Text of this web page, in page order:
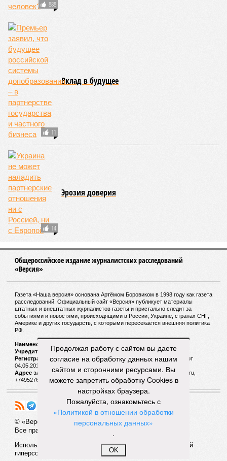
888
11
Вклад в будущее
14
Эрозия доверия
Общероссийское издание журналистских расследований
«Версия»
Газета «Наша версия» основана Артёмом Боровиком в 1998 году как газета
расследований. Официальный сайт «Версия» публикует материалы
штатных и внештатных журналистов газеты и пристально следит за
событиями и новостями, происходящими в России, Украине, странах СНГ,
Америке и других государств, с которыми пересекается внешняя политика
РФ.
Наименование:
Учредитель:
ООО «Версия»,Главный редактор:Горевой Р. Г.
Регистрационный номер Роскомнадзора:ЭЛ № ФС 77 - 72681 от
04.05.2018 г.
Адрес электронной почты и телефон редакции:versia@versia.ru,
+74952760348
© «Версия»
Все права защищены
Использование материалов «Версии» без индексируемой
гиперссылки запрещено
Продолжая работу с сайтом вы даете
согласие на обработку данных нашим
сайтом и сторонними ресурсами. Вы
можете запретить обработку Cookies в
настройках браузера.
Пожалуйста, ознакомьтесь с
«Политикой в отношении обработки
персональных данных»
.
OK